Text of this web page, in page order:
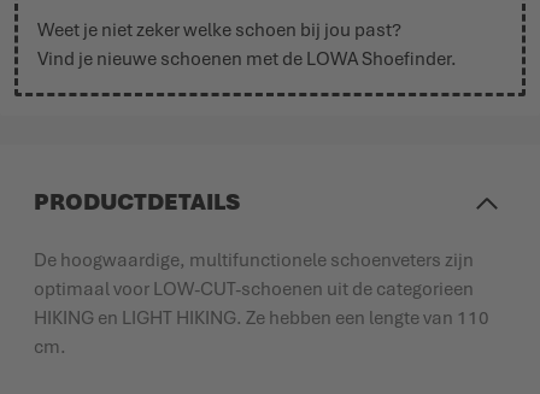
Weet je niet zeker welke schoen bij jou past?
Vind je nieuwe schoenen met de LOWA Shoefinder.
PRODUCTDETAILS
De hoogwaardige, multifunctionele schoenveters zijn
optimaal voor LOW-CUT-schoenen uit de categorieen
HIKING en LIGHT HIKING. Ze hebben een lengte van 110
cm.